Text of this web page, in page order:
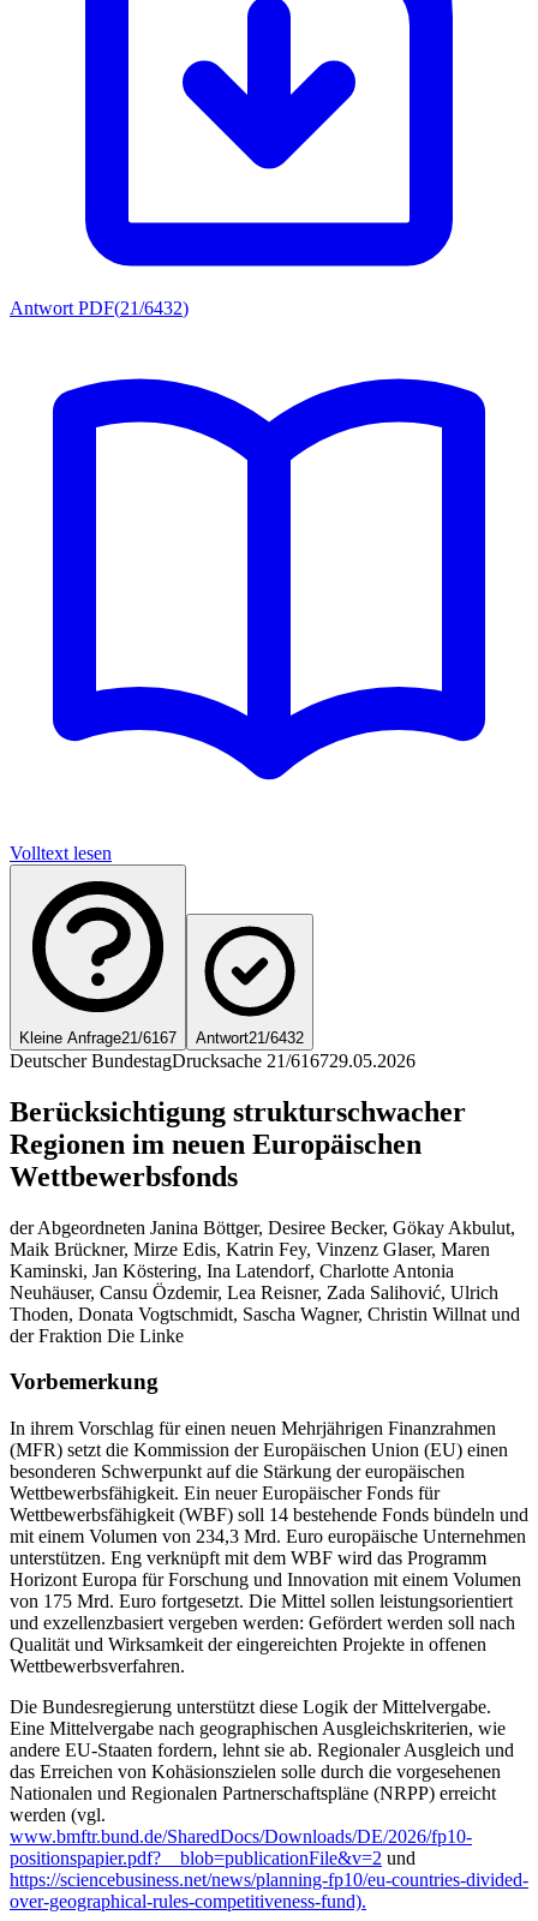
Antwort PDF(21/6432)
Volltext lesen
Kleine Anfrage21/6167 Antwort21/6432
Deutscher BundestagDrucksache 21/616729.05.2026
Berücksichtigung strukturschwacher
Regionen im neuen Europäischen
Wettbewerbsfonds
der Abgeordneten Janina Böttger, Desiree Becker, Gökay Akbulut,
Maik Brückner, Mirze Edis, Katrin Fey, Vinzenz Glaser, Maren
Kaminski, Jan Köstering, Ina Latendorf, Charlotte Antonia
Neuhäuser, Cansu Özdemir, Lea Reisner, Zada Salihović, Ulrich
Thoden, Donata Vogtschmidt, Sascha Wagner, Christin Willnat und
der Fraktion Die Linke
Vorbemerkung
In ihrem Vorschlag für einen neuen Mehrjährigen Finanzrahmen
(MFR) setzt die Kommission der Europäischen Union (EU) einen
besonderen Schwerpunkt auf die Stärkung der europäischen
Wettbewerbsfähigkeit. Ein neuer Europäischer Fonds für
Wettbewerbsfähigkeit (WBF) soll 14 bestehende Fonds bündeln und
mit einem Volumen von 234,3 Mrd. Euro europäische Unternehmen
unterstützen. Eng verknüpft mit dem WBF wird das Programm
Horizont Europa für Forschung und Innovation mit einem Volumen
von 175 Mrd. Euro fortgesetzt. Die Mittel sollen leistungsorientiert
und exzellenzbasiert vergeben werden: Gefördert werden soll nach
Qualität und Wirksamkeit der eingereichten Projekte in offenen
Wettbewerbsverfahren.
Die Bundesregierung unterstützt diese Logik der Mittelvergabe.
Eine Mittelvergabe nach geographischen Ausgleichskriterien, wie
andere EU-Staaten fordern, lehnt sie ab. Regionaler Ausgleich und
das Erreichen von Kohäsionszielen solle durch die vorgesehenen
Nationalen und Regionalen Partnerschaftspläne (NRPP) erreicht
werden (vgl.
www.bmftr.bund.de/SharedDocs/Downloads/DE/2026/fp10-
positionspapier.pdf?__blob=publicationFile&v=2 und
https://sciencebusiness.net/news/planning-fp10/eu-countries-divided-
over-geographical-rules-competitiveness-fund).